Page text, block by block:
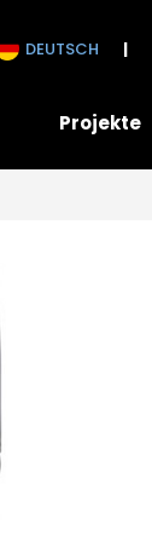
DEUTSCH
Projekte